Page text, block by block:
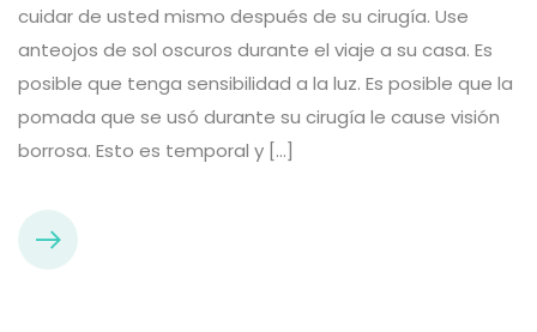
cuidar de usted mismo después de su cirugía. Use
anteojos de sol oscuros durante el viaje a su casa. Es
posible que tenga sensibilidad a la luz. Es posible que la
pomada que se usó durante su cirugía le cause visión
borrosa. Esto es temporal y […]